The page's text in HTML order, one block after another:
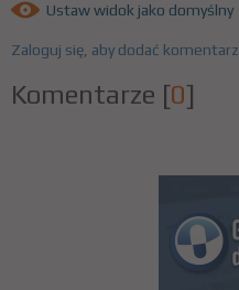
Ustaw widok jako domyślny
Zaloguj się, aby dodać komentarz
Komentarze [0]